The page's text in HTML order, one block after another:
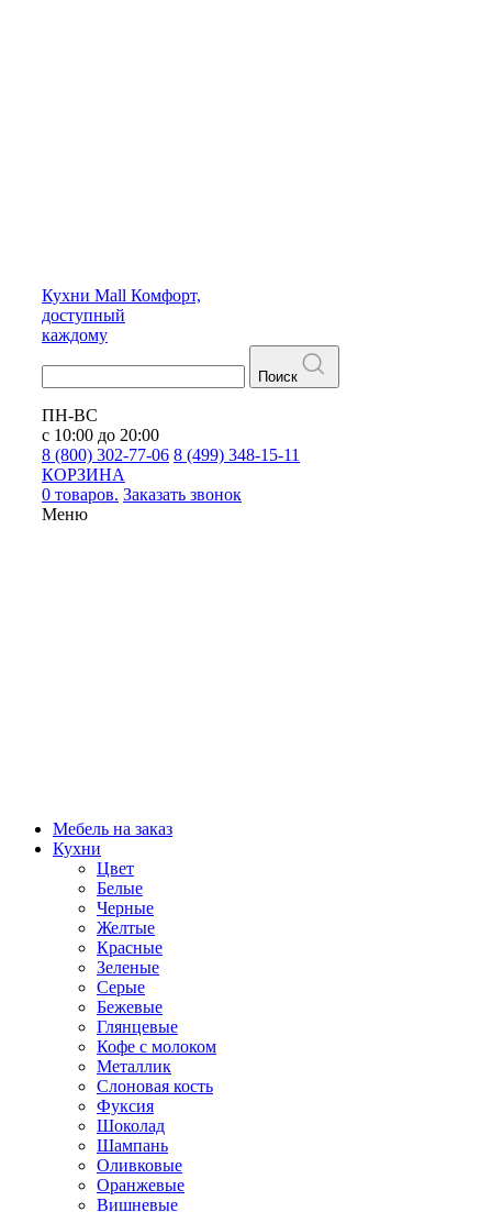
Кухни Mall Комфорт,
доступный
каждому
Поиск
ПН-ВС
с 10:00 до 20:00
8 (800) 302-77-06 8 (499) 348-15-11
КОРЗИНА
0 товаров. Заказать звонок
Меню
Мебель на заказ
Кухни
Цвет
Белые
Черные
Желтые
Красные
Зеленые
Серые
Бежевые
Глянцевые
Кофе с молоком
Металлик
Слоновая кость
Фуксия
Шоколад
Шампань
Оливковые
Оранжевые
Вишневые